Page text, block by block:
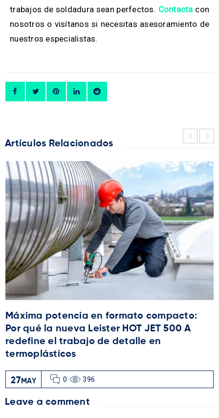
trabajos de soldadura sean perfectos. Contacta con
nosotros o visítanos si necesitas asesoramiento de
nuestros especialistas.
Artículos Relacionados
Máxima potencia en formato compacto:
Por qué la nueva Leister HOT JET 500 A
redefine el trabajo de detalle en
termoplásticos
27 MAY 0 396
Leave a comment